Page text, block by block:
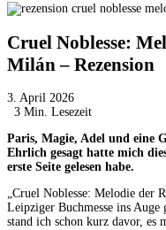
Cruel Noblesse:
Milán – Rezension
3. April 2026
3 Min. Lesezeit
Paris, Magie, Adel und eine
Ehrlich gesagt hatte mich
erste Seite gelesen habe.
„Cruel Noblesse: Melodie der
Leipziger Buchmesse ins Auge
stand ich schon kurz davor, es